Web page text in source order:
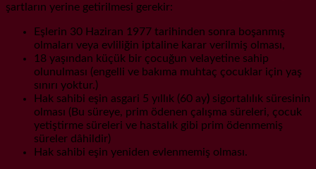
şartların yerine getirilmesi gerekir:
Eşlerin 30 Haziran 1977 tarihinden sonra boşanmış
olmaları veya evliliğin iptaline karar verilmiş olması,
18 yaşından küçük bir çocuğun velayetine sahip
olunulması (engelli ve bakıma muhtaç çocuklar için yaş
sınırı yoktur.)
Hak sahibi eşin asgari 5 yıllık (60 ay) sigortalılık süresinin
olması (Bu süreye, prim ödenen çalışma süreleri, çocuk
yetiştirme süreleri ve hastalık gibi prim ödenmemiş
süreler dâhildir)
Hak sahibi eşin yeniden evlenmemiş olması.